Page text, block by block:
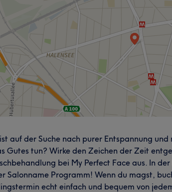
auf der Suche nach purer Entspannung
Gutes tun? Wirke den Zeichen der Zeit
bei My Perfect Face aus. In
Salonname Programm! Wenn du magst,
echt einfach und bequem von